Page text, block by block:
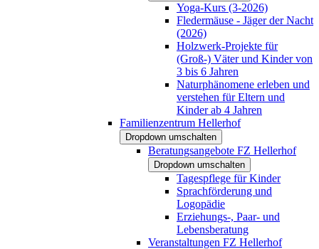
Yoga-Kurs (3-2026)
Fledermäuse - Jäger der Nacht
(2026)
Holzwerk-Projekte für
(Groß-) Väter und Kinder von
3 bis 6 Jahren
Naturphänomene erleben und
verstehen für Eltern und
Kinder ab 4 Jahren
Familienzentrum Hellerhof
Dropdown umschalten
Beratungsangebote FZ Hellerhof
Dropdown umschalten
Tagespflege für Kinder
Sprachförderung und
Logopädie
Erziehungs-, Paar- und
Lebensberatung
Veranstaltungen FZ Hellerhof